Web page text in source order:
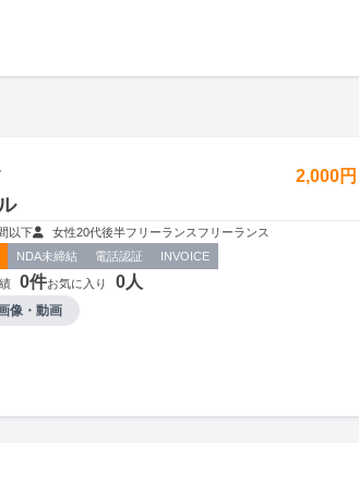
2,000円
以下 女性20代後半フリーランス フリーランス
NDA未締結 電話認証 INVOICE
0件お気に入り 0人
像・動画